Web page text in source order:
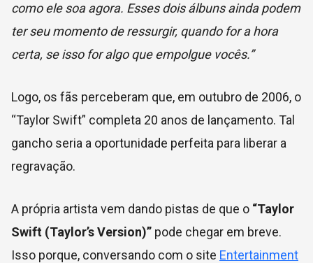
como ele soa agora. Esses dois álbuns ainda podem
ter seu momento de ressurgir, quando for a hora
certa, se isso for algo que empolgue vocês.”
Logo, os fãs perceberam que, em outubro de 2006, o
“Taylor Swift” completa 20 anos de lançamento. Tal
gancho seria a oportunidade perfeita para liberar a
regravação.
A própria artista vem dando pistas de que o “Taylor
Swift (Taylor’s Version)” pode chegar em breve.
Isso porque, conversando com o site Entertainment